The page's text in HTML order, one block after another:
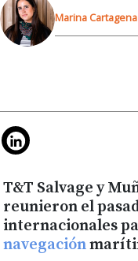
Marina Cartagena
T&T Salvage y
reunieron el
internacionales
navegación